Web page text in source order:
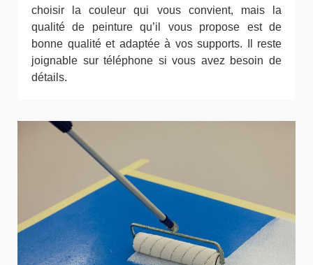
choisir la couleur qui vous convient, mais la
qualité de peinture qu’il vous propose est de
bonne qualité et adaptée à vos supports. Il reste
joignable sur téléphone si vous avez besoin de
détails.